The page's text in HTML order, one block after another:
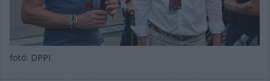
fotó: DPPI